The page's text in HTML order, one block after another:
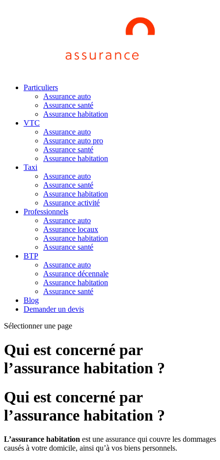
Particuliers
Assurance auto
Assurance santé
Assurance habitation
VTC
Assurance auto
Assurance auto pro
Assurance santé
Assurance habitation
Taxi
Assurance auto
Assurance santé
Assurance habitation
Assurance activité
Professionnels
Assurance auto
Assurance locaux
Assurance habitation
Assurance santé
BTP
Assurance auto
Assurance décennale
Assurance habitation
Assurance santé
Blog
Demander un devis
Sélectionner une page
Qui est concerné par
l’assurance habitation ?
Qui est concerné par
l’assurance habitation ?
L’assurance habitation est une assurance qui couvre les dommages
causés à votre domicile, ainsi qu’à vos biens personnels.